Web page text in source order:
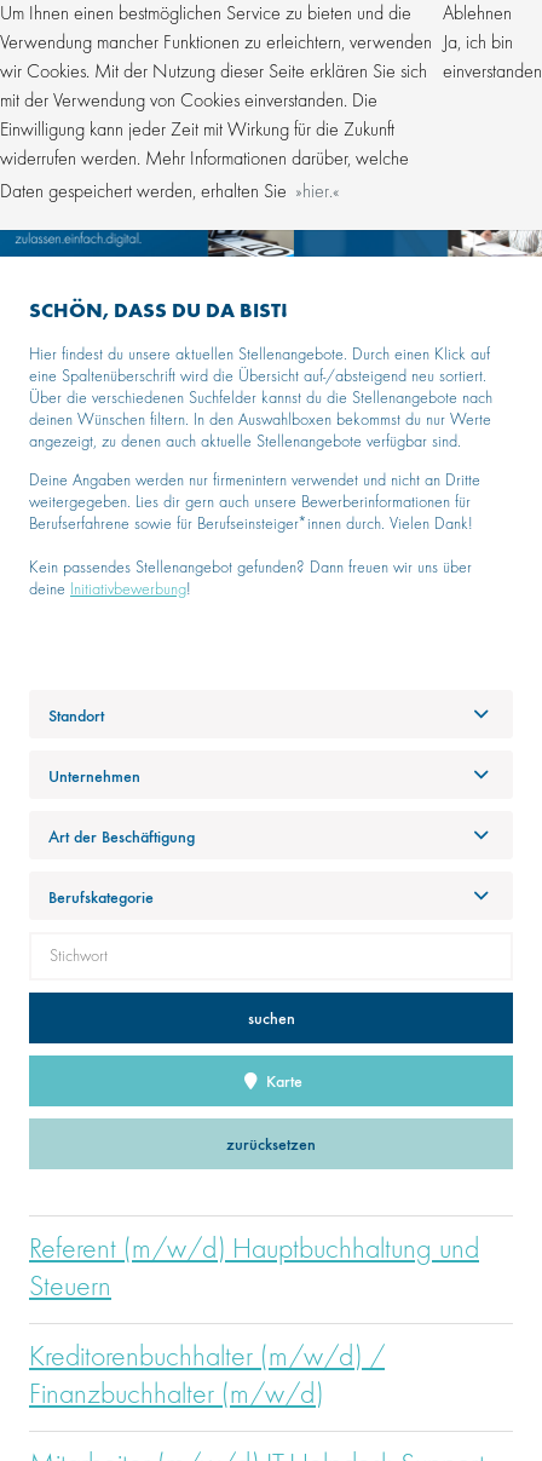
Um Ihnen einen bestmöglichen Service zu bieten und die
Verwendung mancher Funktionen zu erleichtern, verwenden
wir Cookies. Mit der Nutzung dieser Seite erklären Sie sich
mit der Verwendung von Cookies einverstanden. Die
Einwilligung kann jeder Zeit mit Wirkung für die Zukunft
widerrufen werden. Mehr Informationen darüber, welche
Daten gespeichert werden, erhalten Sie
hier.
Ablehnen
Ja, ich bin
einverstanden
SCHÖN, DASS DU DA BIST!
Hier findest du unsere aktuellen Stellenangebote. Durch einen Klick auf
eine Spaltenüberschrift wird die Übersicht auf-/absteigend neu sortiert.
Über die verschiedenen Suchfelder kannst du die Stellenangebote nach
deinen Wünschen filtern. In den Auswahlboxen bekommst du nur Werte
angezeigt, zu denen auch aktuelle Stellenangebote verfügbar sind.
Deine Angaben werden nur firmenintern verwendet und nicht an Dritte
weitergegeben. Lies dir gern auch unsere Bewerberinformationen für
Berufserfahrene sowie für Berufseinsteiger*innen durch. Vielen Dank!
Kein passendes Stellenangebot gefunden? Dann freuen wir uns über
deine
Initiativbewerbung!
Standort
Unternehmen
Art der Beschäftigung
Berufskategorie
zurücksetzen
Karte
suchen
Referent (m/w/d) Hauptbuchhaltung und
Steuern
Kreditorenbuchhalter (m/w/d) /
Finanzbuchhalter (m/w/d)